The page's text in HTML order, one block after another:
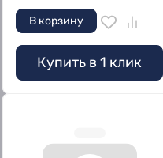
В корзину
Купить в 1 клик